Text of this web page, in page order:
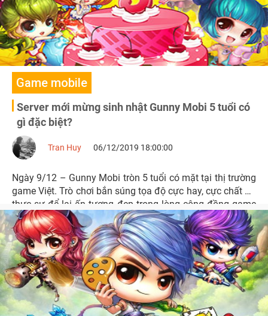
Game mobile
Server mới mừng sinh nhật Gunny Mobi 5 tuổi có
gì đặc biệt?
Tran Huy 06/12/2019 18:00:00
Ngày 9/12 – Gunny Mobi tròn 5 tuổi có mặt tại thị trường
game Việt. Trò chơi bắn súng tọa độ cực hay, cực chất đã
thực sự để lại ấn tượng đẹp trong lòng cộng đồng game
thủ với lượng người chơi trung thành, bản chất sản phẩm
lành mạnh và trải nghiệm giải trí văn minh.